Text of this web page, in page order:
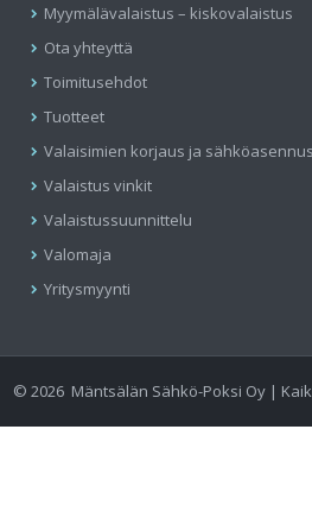
Myymälävalaistus – kiskovalaistus
Ota yhteyttä
Toimitusehdot
Tuotteet
Valaisimien korjaus ja sähköasennus
Valaistus vinkit
Valaistussuunnittelu
Valomaja
Yritysmyynti
©2026 Mäntsälän Sähkö-Poksi Oy |